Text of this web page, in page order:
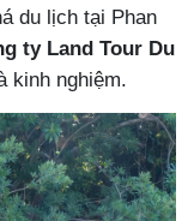
du lịch tại Phan
ty Land Tour Du
kinh nghiệm.